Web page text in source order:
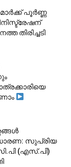
പൂർണ്ണ
തിരിച്ചടി
ധാരണ: സുപ്രിയ
(എസ്.പി)